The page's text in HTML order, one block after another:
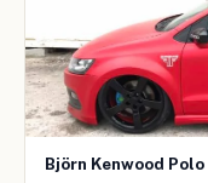
Björn Kenwood Polo